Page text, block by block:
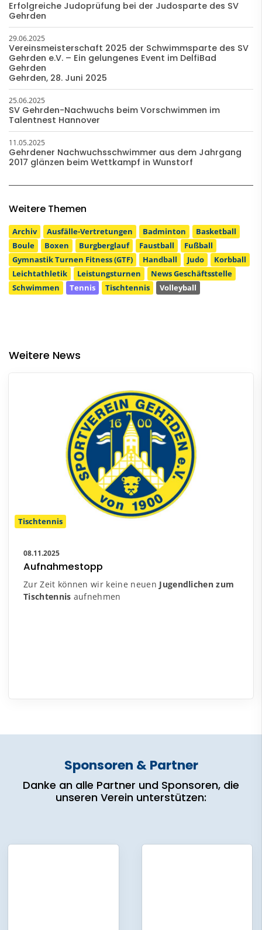
Erfolgreiche Judoprüfung bei der Judosparte des SV
Gehrden
29.06.2025
Vereinsmeisterschaft 2025 der Schwimmsparte des SV
Gehrden e.V. – Ein gelungenes Event im DelfiBad
Gehrden
Gehrden, 28. Juni 2025
25.06.2025
SV Gehrden-Nachwuchs beim Vorschwimmen im
Talentnest Hannover
11.05.2025
Gehrdener Nachwuchsschwimmer aus dem Jahrgang
2017 glänzen beim Wettkampf in Wunstorf
Weitere Themen
Archiv Ausfälle-Vertretungen Badminton
Basketball
Boule
Boxen Burgberglauf Faustball
Fußball
Gymnastik Turnen Fitness (GTF)
Handball Judo
Korbball
Leichtathletik
Leistungsturnen
News Geschäftsstelle
Schwimmen
Tennis Tischtennis Volleyball
Weitere News
Tischtennis
08.11.2025
Aufnahmestopp
Zur Zeit können wir keine neuen Jugendlichen zum
Tischtennis aufnehmen
Sponsoren & Partner
Danke an alle Partner und Sponsoren, die
unseren Verein unterstützen: